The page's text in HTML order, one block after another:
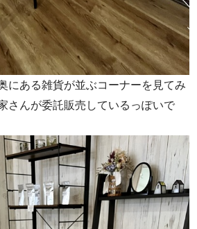
にある雑貨が並ぶコーナーを見てみ
さんが委託販売しているっぽいで